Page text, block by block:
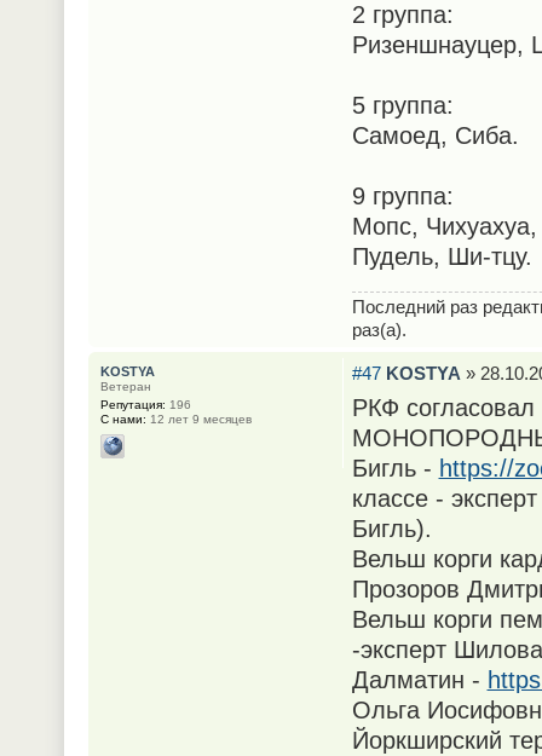
2 группа:
Ризеншнауцер,
5 группа:
Самоед, Сиба.
9 группа:
Мопс,
Пудель, Ши-тцу.
Последний раз
раз(а).
#47 KOSTYA »
РКФ согласовал
Бигль - https://
классе -
Бигль).
Вельш корги
Прозоров
Вельш корги
-эксперт
Далматин -
Ольга
Йоркширский
KOSTYA
Ветеран
Репутация: 196
С нами: 12 лет 9 месяцев